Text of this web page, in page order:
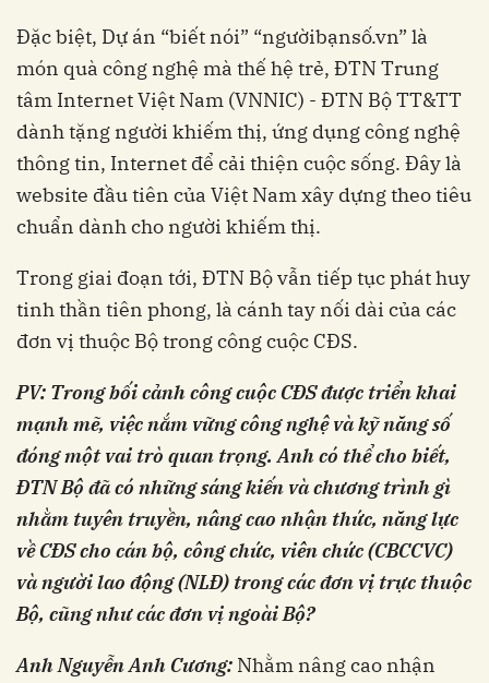
Đặc biệt, Dự án “biết nói” “ngườibạnsố.vn” là
món quà công nghệ mà thế hệ trẻ, ĐTN Trung
tâm Internet Việt Nam (VNNIC) - ĐTN Bộ TT&TT
dành tặng người khiếm thị, ứng dụng công nghệ
thông tin, Internet để cải thiện cuộc sống. Đây là
website đầu tiên của Việt Nam xây dựng theo tiêu
chuẩn dành cho người khiếm thị.
Trong giai đoạn tới, ĐTN Bộ vẫn tiếp tục phát huy
tinh thần tiên phong, là cánh tay nối dài của các
đơn vị thuộc Bộ trong công cuộc CĐS.
PV: Trong bối cảnh công cuộc CĐS được triển khai
mạnh mẽ, việc nắm vững công nghệ và kỹ năng số
đóng một vai trò quan trọng.Anh có thể cho biết,
ĐTN Bộ đã có những sáng kiến và chương trình gì
nhằm tuyên truyền, nâng cao nhận thức, năng lực
về CĐS cho cán bộ, công chức, viên chức (CBCCVC)
và người lao động (NLĐ) trong các đơn vị trực thuộc
Bộ, cũng như các đơn vị ngoài Bộ?
Anh Nguyễn Anh Cương: Nhằm nâng cao nhận